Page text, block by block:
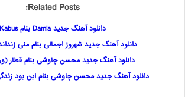
Related Posts:
دانلود آهنگ جدید Damla بنام Kabus
دانلود آهنگ جدید شهروز اجمالی بنام منی
دانلود آهنگ جدید محسن چاوشی بنام قطار
دانلود آهنگ جدید محسن چاوشی بنام این بود